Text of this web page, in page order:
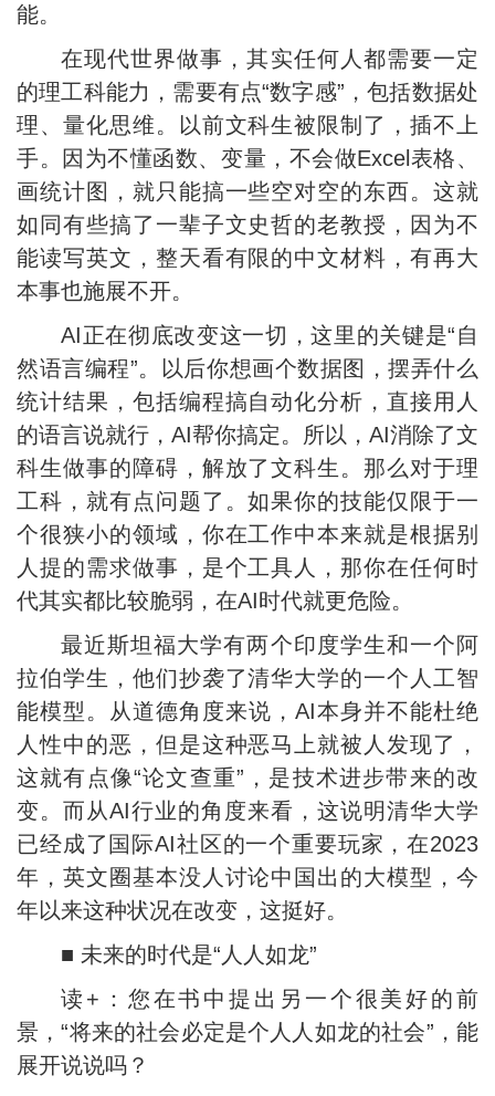
能。
在现代世界做事，其实任何人都需要一定
的理工科能力，需要有点“数字感”，包括数据处
理、量化思维。以前文科生被限制了，插不上
手。因为不懂函数、变量，不会做Excel表格、
画统计图，就只能搞一些空对空的东西。这就
如同有些搞了一辈子文史哲的老教授，因为不
能读写英文，整天看有限的中文材料，有再大
本事也施展不开。
AI正在彻底改变这一切，这里的关键是“自
然语言编程”。以后你想画个数据图，摆弄什么
统计结果，包括编程搞自动化分析，直接用人
的语言说就行，AI帮你搞定。所以，AI消除了文
科生做事的障碍，解放了文科生。那么对于理
工科，就有点问题了。如果你的技能仅限于一
个很狭小的领域，你在工作中本来就是根据别
人提的需求做事，是个工具人，那你在任何时
代其实都比较脆弱，在AI时代就更危险。
最近斯坦福大学有两个印度学生和一个阿
拉伯学生，他们抄袭了清华大学的一个人工智
能模型。从道德角度来说，AI本身并不能杜绝
人性中的恶，但是这种恶马上就被人发现了，
这就有点像“论文查重”，是技术进步带来的改
变。而从AI行业的角度来看，这说明清华大学
已经成了国际AI社区的一个重要玩家，在2023
年，英文圈基本没人讨论中国出的大模型，今
年以来这种状况在改变，这挺好。
■ 未来的时代是“人人如龙”
读+：您在书中提出另一个很美好的前
景，“将来的社会必定是个人人如龙的社会”，能
展开说说吗？